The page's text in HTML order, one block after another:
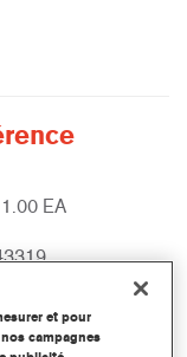
EA
et pour
campagnes